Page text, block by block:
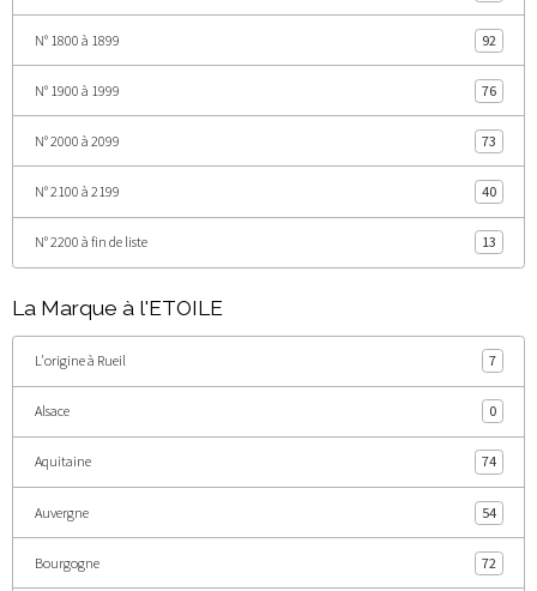
N° 1800 à 1899 92
N° 1900 à 1999 76
N° 2000 à 2099 73
N° 2100 à 2199 40
N° 2200 à fin de liste 13
La Marque à l'ETOILE
L'origine à Rueil 7
Alsace 0
Aquitaine 74
Auvergne 54
Bourgogne 72